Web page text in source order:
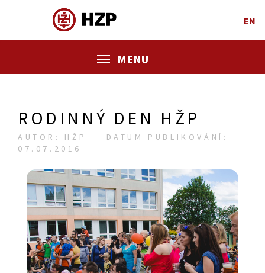
EN
MENU
RODINNÝ DEN HŽP
AUTOR: HŽP
DATUM PUBLIKOVÁNÍ:
07.07.2016